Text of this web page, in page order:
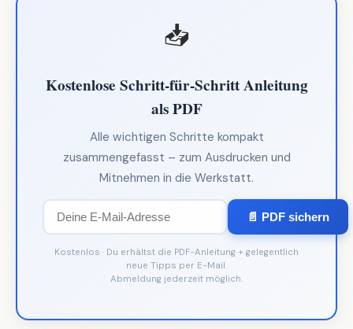
📥
Kostenlose Schritt-für-Schritt Anleitung
als PDF
Alle wichtigen Schritte kompakt
zusammengefasst – zum Ausdrucken und
Mitnehmen in die Werkstatt.
📄 PDF sichern
Kostenlos · Du erhältst die PDF-Anleitung + gelegentlich
neue Tipps per E-Mail.
Abmeldung jederzeit möglich.